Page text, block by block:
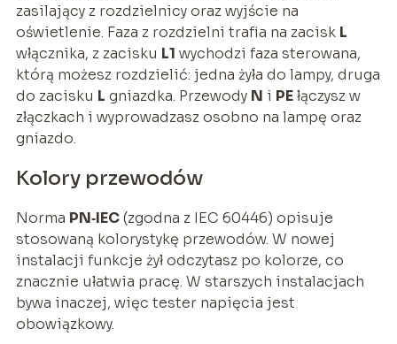
zasilający z rozdzielnicy oraz wyjście na
oświetlenie. Faza z rozdzielni trafia na zacisk L
włącznika, z zacisku L1 wychodzi faza sterowana,
którą możesz rozdzielić: jedna żyła do lampy, druga
do zacisku L gniazdka. Przewody N i PEłączysz w
złączkach i wyprowadzasz osobno na lampę oraz
gniazdo.
Kolory przewodów
Norma PN‑IEC(zgodna z IEC 60446) opisuje
stosowaną kolorystykę przewodów. W nowej
instalacji funkcje żył odczytasz po kolorze, co
znacznie ułatwia pracę. W starszych instalacjach
bywa inaczej, więc tester napięcia jest
obowiązkowy.